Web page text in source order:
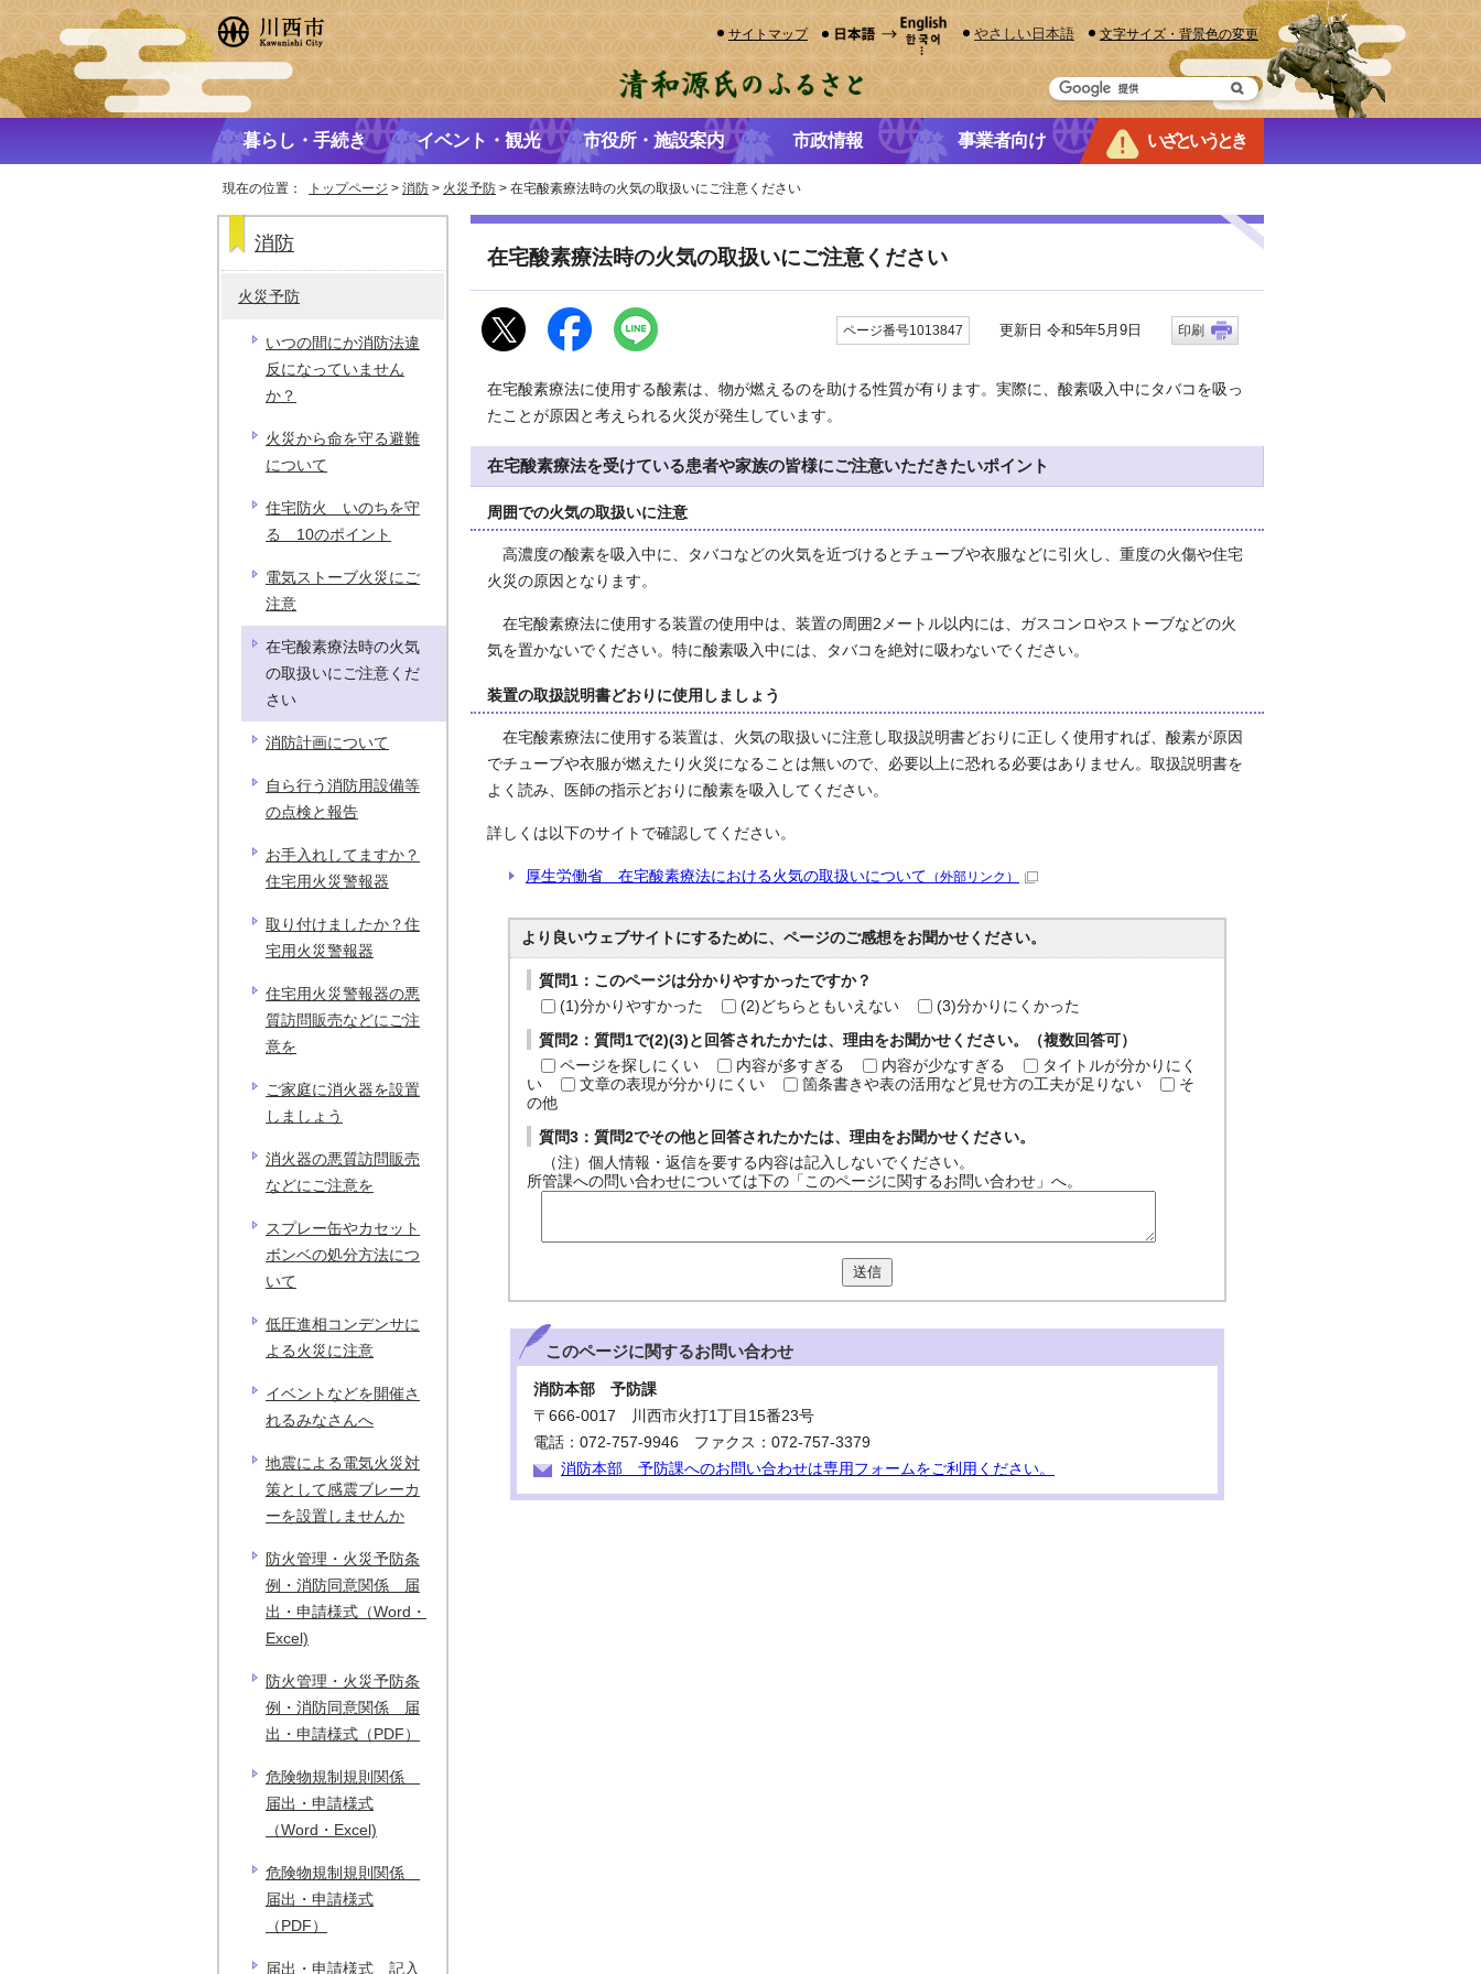
サイトマップ やさしい日本語 文字サイズ・背景色の変更
暮らし・手続き イベント・観光 市役所・施設案内 市政情報 事業者向け いざというとき
現在の位置： トップページ > 消防 > 火災予防 > 在宅酸素療法時の火気の取扱いにご注意ください
在宅酸素療法時の火気の取扱いにご注意ください
ページ番号1013847 更新日 令和5年5月9日 印刷
在宅酸素療法に使用する酸素は、物が燃えるのを助ける性質が有ります。実際に、酸素吸入中にタバコを吸っ
たことが原因と考えられる火災が発生しています。
在宅酸素療法を受けている患者や家族の皆様にご注意いただきたいポイント
周囲での火気の取扱いに注意
高濃度の酸素を吸入中に、タバコなどの火気を近づけるとチューブや衣服などに引火し、重度の火傷や住宅
火災の原因となります。
在宅酸素療法に使用する装置の使用中は、装置の周囲2メートル以内には、ガスコンロやストーブなどの火
気を置かないでください。特に酸素吸入中には、タバコを絶対に吸わないでください。
装置の取扱説明書どおりに使用しましょう
在宅酸素療法に使用する装置は、火気の取扱いに注意し取扱説明書どおりに正しく使用すれば、酸素が原因
でチューブや衣服が燃えたり火災になることは無いので、必要以上に恐れる必要はありません。取扱説明書を
よく読み、医師の指示どおりに酸素を吸入してください。
詳しくは以下のサイトで確認してください。
厚生労働省 在宅酸素療法における火気の取扱いについて （外部リンク）
より良いウェブサイトにするために、ページのご感想をお聞かせください。
質問1：このページは分かりやすかったですか？
(1)分かりやすかった
(2)どちらともいえない (3)分かりにくかった
質問2：質問1で(2)(3)と回答されたかたは、理由をお聞かせください。（複数回答可）
ページを探しにくい
内容が多すぎる 内容が少なすぎる
タイトルが分かりにく
い
文章の表現が分かりにくい 箇条書きや表の活用など見せ方の工夫が足りない
そ
の他
質問3：質問2でその他と回答されたかたは、理由をお聞かせください。
（注）個人情報・返信を要する内容は記入しないでください。
所管課への問い合わせについては下の「このページに関するお問い合わせ」へ。
送信
このページに関するお問い合わせ
消防本部 予防課
〒666-0017 川西市火打1丁目15番23号
電話：072-757-9946 ファクス：072-757-3379
消防本部 予防課へのお問い合わせは専用フォームをご利用ください。
消防
火災予防
いつの間にか消防法違
反になっていません
か？
火災から命を守る避難
について
住宅防火 いのちを守
る 10のポイント
電気ストーブ火災にご
注意
在宅酸素療法時の火気
の取扱いにご注意くだ
さい
消防計画について
自ら行う消防用設備等
の点検と報告
お手入れしてますか？
住宅用火災警報器
取り付けましたか？住
宅用火災警報器
住宅用火災警報器の悪
質訪問販売などにご注
意を
ご家庭に消火器を設置
しましょう
消火器の悪質訪問販売
などにご注意を
スプレー缶やカセット
ボンベの処分方法につ
いて
低圧進相コンデンサに
よる火災に注意
イベントなどを開催さ
れるみなさんへ
地震による電気火災対
策として感震ブレーカ
ーを設置しませんか
防火管理・火災予防条
例・消防同意関係 届
出・申請様式（Word・
Excel)
防火管理・火災予防条
例・消防同意関係 届
出・申請様式（PDF）
危険物規制規則関係
届出・申請様式
（Word・Excel)
危険物規制規則関係
届出・申請様式
（PDF）
届出・申請様式 記入